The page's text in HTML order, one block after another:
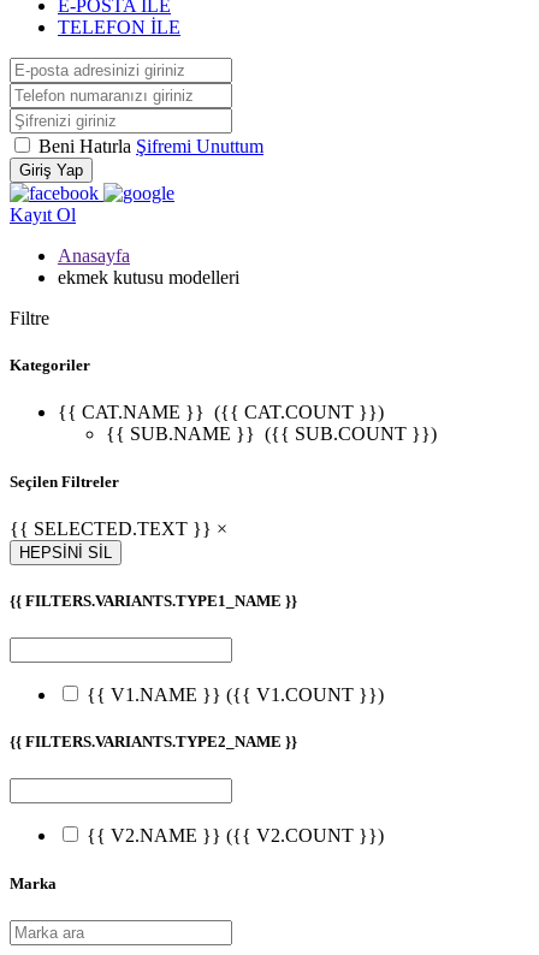
E-POSTA İLE
TELEFON İLE
Beni Hatırla Şifremi Unuttum
Giriş Yap
Kayıt Ol
Anasayfa
ekmek kutusu modelleri
Filtre
Kategoriler
{{ CAT.NAME }} ({{ CAT.COUNT }})
{{ SUB.NAME }} ({{ SUB.COUNT }})
Seçilen Filtreler
{{ SELECTED.TEXT }} ×
HEPSİNİ SİL
{{ FILTERS.VARIANTS.TYPE1_NAME }}
{{ V1.NAME }} ({{ V1.COUNT }})
{{ FILTERS.VARIANTS.TYPE2_NAME }}
{{ V2.NAME }} ({{ V2.COUNT }})
Marka